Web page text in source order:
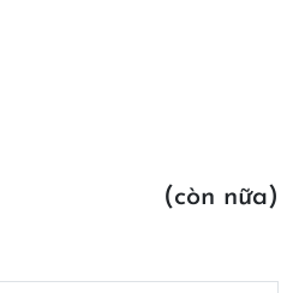
(còn nữa)